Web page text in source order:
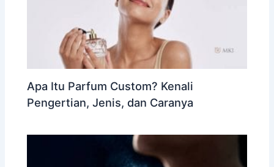
Apa Itu Parfum Custom? Kenali
Pengertian, Jenis, dan Caranya